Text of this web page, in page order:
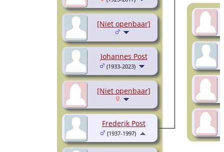
[Niet openbaar]
Johannes Post
(1933-2023)
[Niet openbaar]
Frederik Post
(1937-1997)